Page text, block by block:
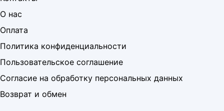
О нас
Оплата
Политика конфиденциальности
Пользовательское соглашение
Согласие на обработку персональных данных
Возврат и обмен